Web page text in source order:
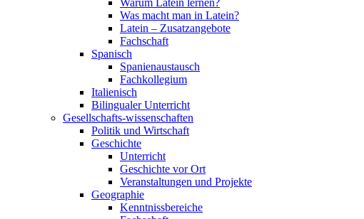
Warum Latein lernen?
Was macht man in Latein?
Latein – Zusatzangebote
Fachschaft
Spanisch
Spanienaustausch
Fachkollegium
Italienisch
Bilingualer Unterricht
Gesellschafts-wissenschaften
Politik und Wirtschaft
Geschichte
Unterricht
Geschichte vor Ort
Veranstaltungen und Projekte
Geographie
Kenntnissbereiche